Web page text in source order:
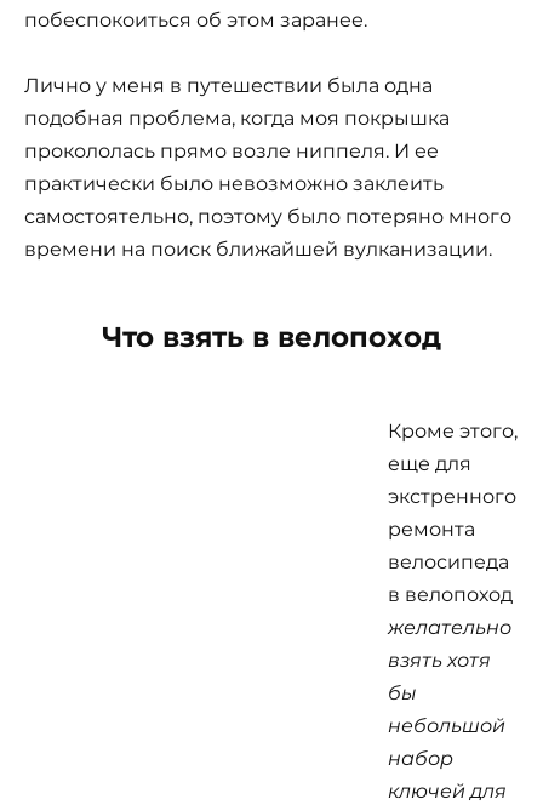
побеспокоиться об этом заранее.
Лично у меня в путешествии была одна
подобная проблема, когда моя покрышка
прокололась прямо возле ниппеля. И ее
практически было невозможно заклеить
самостоятельно, поэтому было потеряно много
времени на поиск ближайшей вулканизации.
Что взять в велопоход
Кроме этого,
еще для
экстренного
ремонта
велосипеда
в велопоход
желательно
взять хотя
бы
небольшой
набор
ключей для